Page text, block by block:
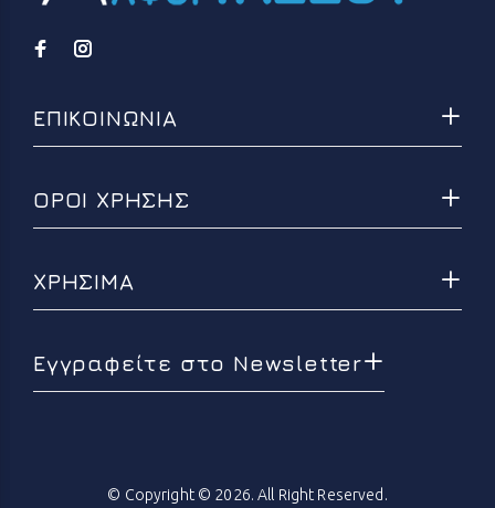
Εγγραφείτε στο Newsletter
ΕΠΙΚΟΙΝΩΝΙΑ
ΟΡΟΙ ΧΡΗΣΗΣ
ΧΡΗΣΙΜΑ
© Copyright © 2026. All Right Reserved.